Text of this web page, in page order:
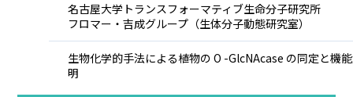
名古屋大学トランスフォーマティブ生命分子研究所
フロマー・吉成グループ（生体分子動態研究室）
生物化学的手法による植物の O -GlcNAcase の同定と機
明